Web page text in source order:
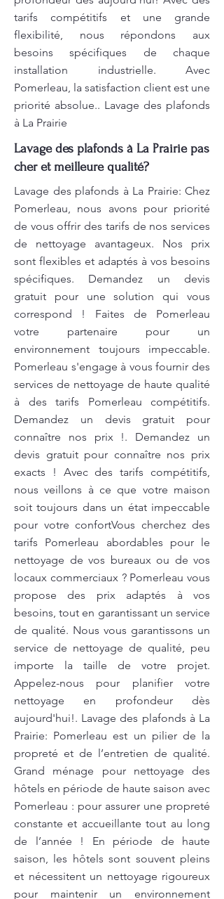
tarifs compétitifs et une grande
flexibilité, nous répondons aux
besoins spécifiques de chaque
installation industrielle. Avec
Pomerleau, la satisfaction client est une
priorité absolue.. Lavage des plafonds
à La Prairie
Lavage des plafonds à La Prairie pas
cher et meilleure qualité?
Lavage des plafonds à La Prairie: Chez
Pomerleau, nous avons pour priorité
de vous offrir des tarifs de nos services
de nettoyage avantageux. Nos prix
sont flexibles et adaptés à vos besoins
spécifiques. Demandez un devis
gratuit pour une solution qui vous
correspond ! Faites de Pomerleau
votre partenaire pour un
environnement toujours impeccable.
Pomerleau s'engage à vous fournir des
services de nettoyage de haute qualité
à des tarifs Pomerleau compétitifs.
Demandez un devis gratuit pour
connaître nos prix !. Demandez un
devis gratuit pour connaître nos prix
exacts ! Avec des tarifs compétitifs,
nous veillons à ce que votre maison
soit toujours dans un état impeccable
pour votre confortVous cherchez des
tarifs Pomerleau abordables pour le
nettoyage de vos bureaux ou de vos
locaux commerciaux ? Pomerleau vous
propose des prix adaptés à vos
besoins, tout en garantissant un service
de qualité. Nous vous garantissons un
service de nettoyage de qualité, peu
importe la taille de votre projet.
Appelez-nous pour planifier votre
nettoyage en profondeur dès
aujourd'hui!. Lavage des plafonds à La
Prairie: Pomerleau est un pilier de la
propreté et de l’entretien de qualité.
Grand ménage pour nettoyage des
hôtels en période de haute saison avec
Pomerleau : pour assurer une propreté
constante et accueillante tout au long
de l’année ! En période de haute
saison, les hôtels sont souvent pleins
et nécessitent un nettoyage rigoureux
pour maintenir un environnement